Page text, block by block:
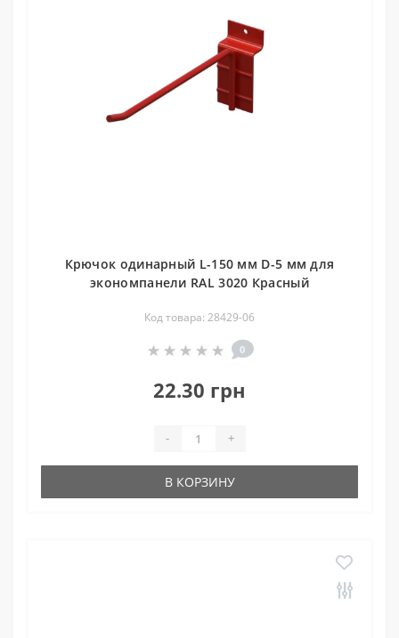
Крючок одинарный L-150 мм D-5 мм для
экономпанели RAL 3020 Красный
Код товара: 28429-06
0
22.30 грн
- +
В КОРЗИНУ